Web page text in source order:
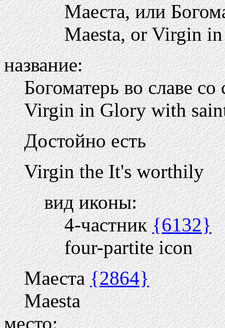
Маеста, или
Maesta, or Virgin
название:
Богоматерь во славе
Virgin in Glory with
Достойно есть
Virgin the It's worthily
вид иконы:
4-частник{6132}
four-partite icon
Маеста{2864}
Maesta
место: